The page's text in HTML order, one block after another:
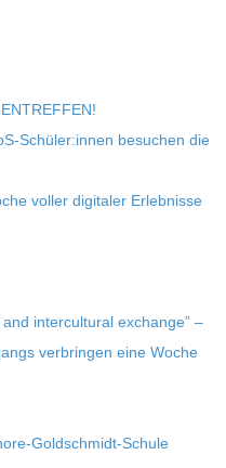
Schüler:innen besu­chen die
vol­ler digi­ta­ler Erleb­nisse
inter­cul­tu­ral exch­ange” –
ver­brin­gen eine Woche
Goldschmidt-Schule